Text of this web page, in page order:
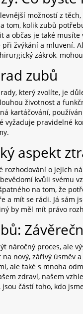
možností z
tom, kolik zubů
a občas je také
žvýkání a mluvení.
zákrok,
zubů
který zvolíte, je
životnost a
kartáčování,
vyžaduje pravidelné
aspekt
rozhodování o jejich
kvůli svému
na tom, že
a mít se rádi. Já sám
by měl mít právo
náročný proces, ale
nový, zářivý úsměv
ale také s mnoha
zdraví, našem
částí toho, kdo